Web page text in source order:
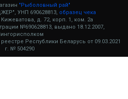
"Рыболовный рай"
УНП 690628813, образец чека
д. 72, корп. 1, ком. 2а
№690628813, выдано 18.12.2007,
Республики Беларусь от 09.03.2021
г. № 504290